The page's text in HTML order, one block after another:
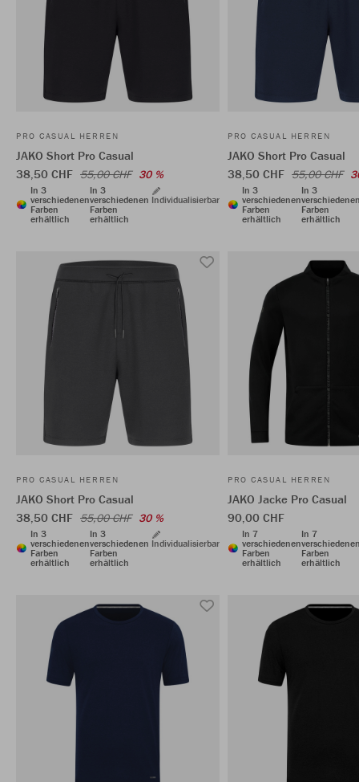
PRO CASUAL HERREN
JAKO Short Pro Casual
38,50 CHF 55,00 CHF 30 %
In 3
verschiedenen
Farben
erhältlich
In 3
verschiedenen
Farben
erhältlich
Individualisierbar
PRO CASUAL HERREN
JAKO Short Pro Casual
38,50 CHF 55,00 CHF
In 3
verschiedenen
Farben
erhältlich
In 3
Farben
erhältlich
PRO CASUAL HERREN
JAKO Short Pro Casual
38,50 CHF 55,00 CHF 30 %
In 3
verschiedenen
Farben
erhältlich
In 3
verschiedenen
Farben
erhältlich
Individualisierbar
PRO CASUAL HERREN
JAKO Jacke Pro Casual
90,00 CHF
In 7
verschiedenen
Farben
erhältlich
In 7
Farben
erhältlich